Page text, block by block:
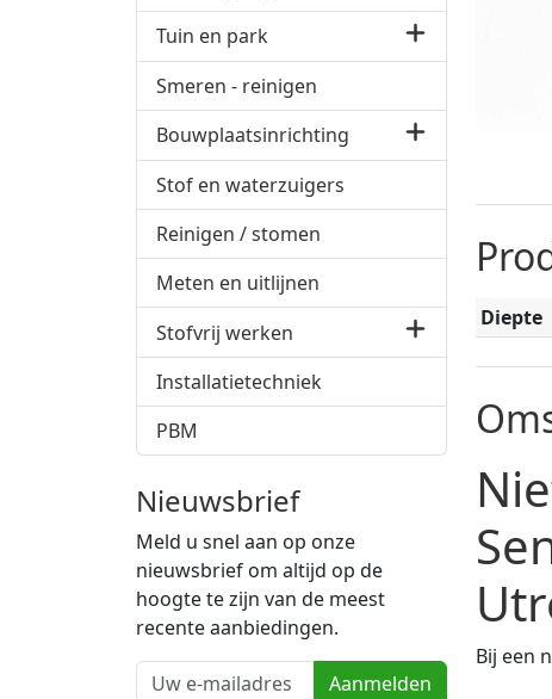
Tuin en park
Smeren - reinigen
Bouwplaatsinrichting
Stof en waterzuigers
Reinigen / stomen
Meten en uitlijnen
Stofvrij werken
Installatietechniek
PBM
Nieuwsbrief
Meld u snel aan op onze
nieuwsbrief om altijd op de
hoogte te zijn van de meest
recente aanbiedingen.
Aanmelden
Diepte
Bij een